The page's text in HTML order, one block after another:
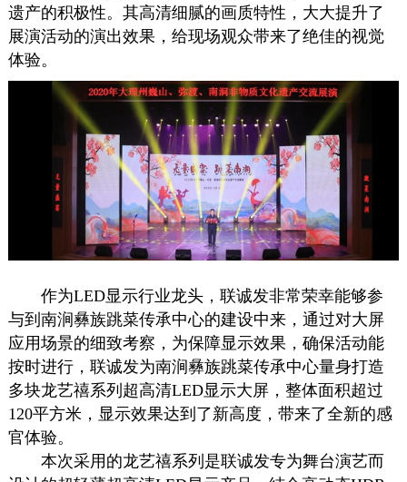
遗产的积极性。其高清细腻的画质特性，大大提升了
展演活动的演出效果，给现场观众带来了绝佳的视觉
体验。
作为LED显示行业龙头，联诚发非常荣幸能够参
与到南涧彝族跳菜传承中心的建设中来，通过对大屏
应用场景的细致考察，为保障显示效果，确保活动能
按时进行，联诚发为南涧彝族跳菜传承中心量身打造
多块龙艺禧系列超高清LED显示大屏，整体面积超过
120平方米，显示效果达到了新高度，带来了全新的感
官体验。
本次采用的龙艺禧系列是联诚发专为舞台演艺而